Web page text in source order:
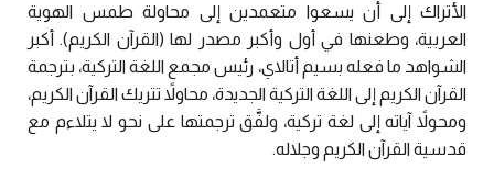
الأتراك إلى أن يسعوا متعمدين إلى محاولة طمس الهوية
العربية، وطعنها في أول وأكبر مصدر لها (القرآن الكريم). أكبر
الشواهد ما فعله بسيم أتالاي، رئيس مجمع اللغة التركية، بترجمة
القرآن الكريم إلى اللغة التركية الجديدة، محاولاً تتريك القرآن الكريم،
ومحولاً آياته إلى لغة تركية، ولفَّق ترجمتها على نحو لا يتلاءم مع
قدسية القرآن الكريم وجلاله.